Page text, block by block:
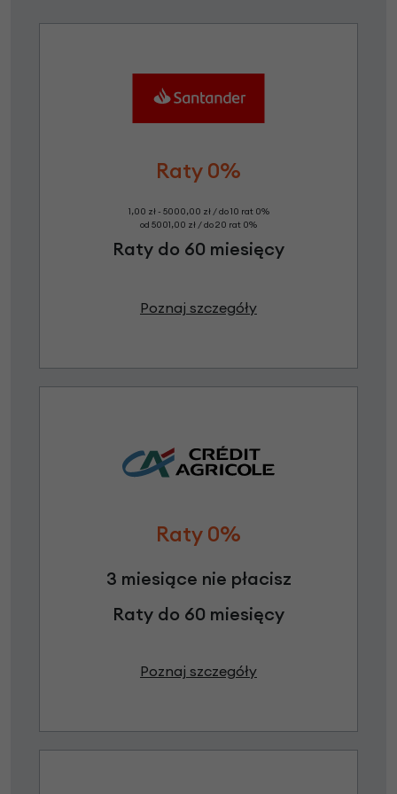
Raty 0%
1,00 zł - 5000,00 zł / do 10 rat 0%
od 5001,00 zł / do 20 rat 0%
Raty do 60 miesięcy
Poznaj szczegóły
Raty 0%
3 miesiące nie płacisz
Raty do 60 miesięcy
Poznaj szczegóły